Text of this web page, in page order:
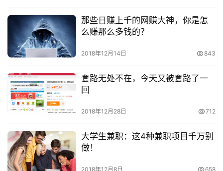
那些日赚上千的网赚大神，你是怎
么赚那么多钱的？
2018年12月14日 843
套路无处不在，今天又被套路了一
回
2018年12月28日 712
大学生兼职：这4种兼职项目千万别
做！
2018年12月8日 658